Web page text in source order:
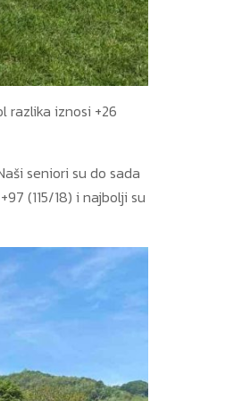
razlika iznosi +26
seniori su do sada
(115/18) i najbolji su